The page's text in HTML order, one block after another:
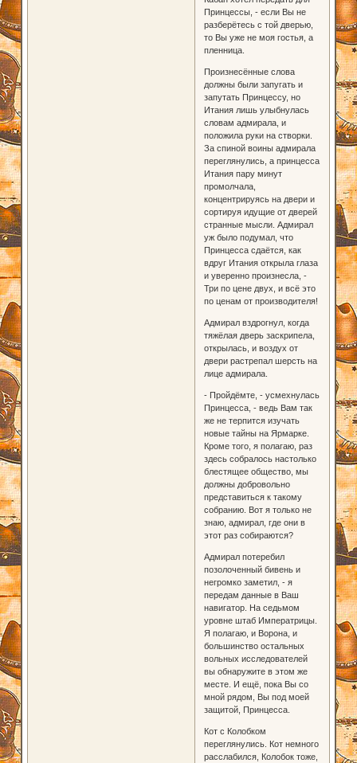
Принцессы, - если Вы не
разберётесь с той дверью,
то Вы уже не моя гостья, а
пленница.
Произнесённые слова
должны были запугать и
запутать Принцессу, но
Итания лишь улыбнулась
словам адмирала, и
положила руки на створки.
За спиной воины адмирала
переглянулись, а принцесса
Итания пару минут
промолчала,
концентрируясь на двери и
сортируя идущие от дверей
странные мысли. Адмирал
уж было подумал, что
Принцесса сдаётся, как
вдруг Итания открыла глаза
и уверенно произнесла, -
Три по цене двух, и всё это
по ценам от производителя!
Адмирал вздрогнул, когда
тяжёлая дверь заскрипела,
открылась, и воздух от
двери растрепал шерсть на
лице адмирала.
- Пройдёмте, - усмехнулась
Принцесса, - ведь Вам так
же не терпится изучать
новые тайны на Ярмарке.
Кроме того, я полагаю, раз
здесь собралось настолько
блестящее общество, мы
должны добровольно
представиться к такому
собранию. Вот я только не
знаю, адмирал, где они в
этот раз собираются?
Адмирал потеребил
позолоченный бивень и
негромко заметил, - я
передам данные в Ваш
навигатор. На седьмом
уровне штаб Императрицы.
Я полагаю, и Ворона, и
большинство остальных
вольных исследователей
вы обнаружите в этом же
месте. И ещё, пока Вы со
мной рядом, Вы под моей
защитой, Принцесса.
Кот с Колобком
переглянулись. Кот немного
расслабился, Колобок тоже,